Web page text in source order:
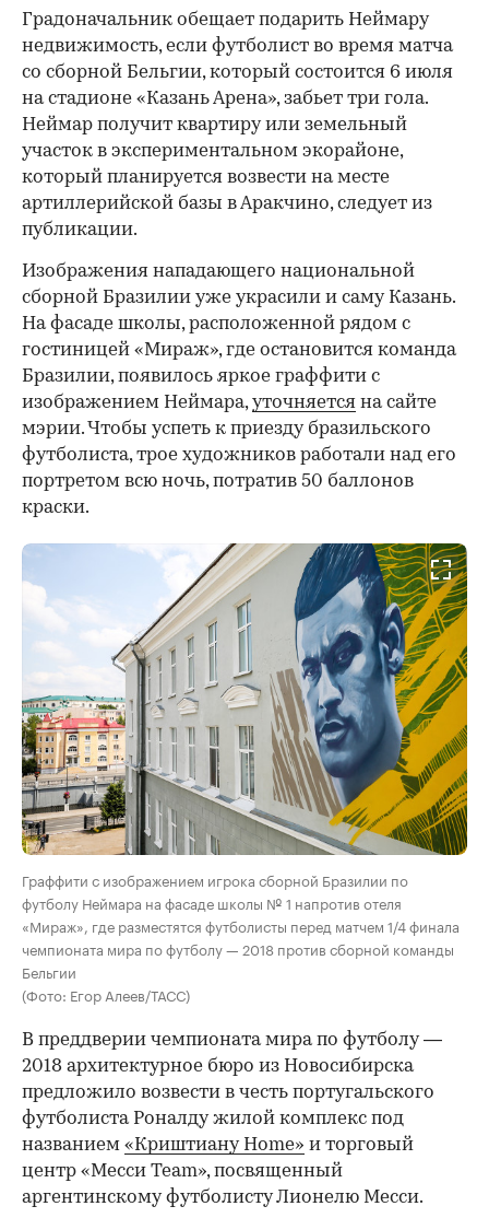
Градоначальник обещает подарить Неймару
недвижимость, если футболист во время матча
со сборной Бельгии, который состоится 6 июля
на стадионе «Казань Арена», забьет три гола.
Неймар получит квартиру или земельный
участок в экспериментальном экорайоне,
который планируется возвести на месте
артиллерийской базы в Аракчино, следует из
публикации.
Изображения нападающего национальной
сборной Бразилии уже украсили и саму Казань.
На фасаде школы, расположенной рядом с
гостиницей «Мираж», где остановится команда
Бразилии, появилось яркое граффити с
изображением Неймара,уточняется на сайте
мэрии. Чтобы успеть к приезду бразильского
футболиста, трое художников работали над его
портретом всю ночь, потратив 50 баллонов
краски.
Граффити с изображением игрока сборной Бразилии по
футболу Неймара на фасаде школы № 1 напротив отеля
«Мираж», где разместятся футболисты перед матчем 1/4 финала
чемпионата мира по футболу — 2018 против сборной команды
Бельгии
(Фото: Егор Алеев/ТАСС)
В преддверии чемпионата мира по футболу —
2018 архитектурное бюро из Новосибирска
предложило возвести в честь португальского
футболиста Роналду жилой комплекс под
названием «Криштиану Home» и торговый
центр «Месси Team», посвященный
аргентинскому футболисту Лионелю Месси.